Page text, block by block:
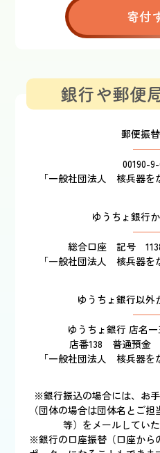
寄付
銀行や郵便
郵便振
00190-
「一般社団法人 核兵器を
ゆうちょ銀行
総合口座 記号
「一般社団法人 核兵器を
ゆうちょ銀行以外
ゆうちょ銀行 店名
店番138 普通預金
「一般社団法人 核兵器を
※銀行振込の場合には、お
（団体の場合は団体名とご
等）をメールしてい
※銀行の口座振替（口座から